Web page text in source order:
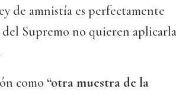
de amnistía es perfectamente
Supremo no quieren aplicarla
como “otra muestra de la